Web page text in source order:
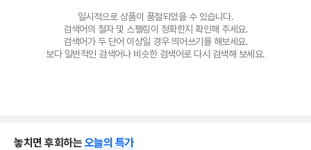
일시적으로 상품이 품절되었을 수 있습니다.
검색어의 철자 및 스펠링이 정확한지 확인해 주세요.
검색어가 두 단어 이상일 경우 띄어쓰기를 해보세요.
보다 일반적인 검색어나 비슷한 검색어로 다시 검색해 보세요.
놓치면 후회하는 오늘의 특가